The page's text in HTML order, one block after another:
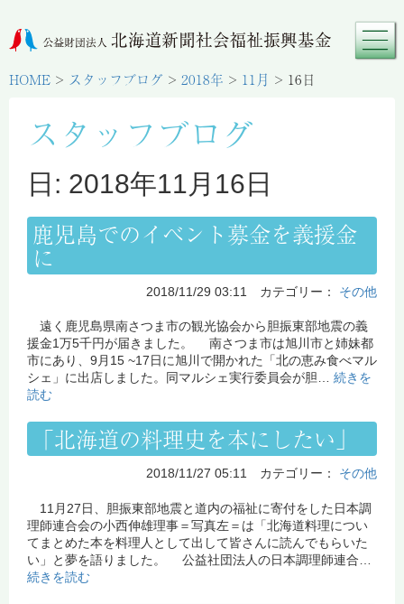
HOME > スタッフブログ > 2018年 > 11月 > 16日
スタッフブログ
日: 2018年11月16日
鹿児島でのイベント募金を義援金
に
2018/11/29 03:11 カテゴリー： その他
遠く鹿児島県南さつま市の観光協会から胆振東部地震の義
援金1万5千円が届きました。 南さつま市は旭川市と姉妹都
市にあり、9月15 ~17日に旭川で開かれた「北の恵み食べマル
シェ」に出店しました。同マルシェ実行委員会が胆… 続きを
読む
「北海道の料理史を本にしたい」
2018/11/27 05:11 カテゴリー： その他
11月27日、胆振東部地震と道内の福祉に寄付をした日本調
理師連合会の小西伸雄理事＝写真左＝は「北海道料理につい
てまとめた本を料理人として出して皆さんに読んでもらいた
い」と夢を語りました。 公益社団法人の日本調理師連合…
続きを読む